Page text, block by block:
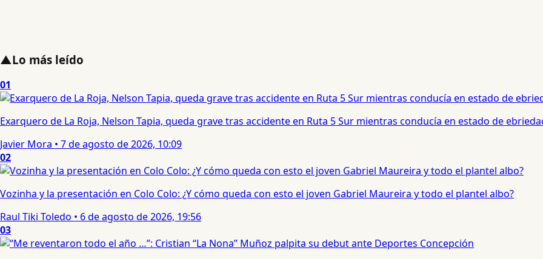
▲Lo más leído
01
Exarquero de La Roja, Nelson Tapia, queda grave tras accidente en Ruta 5 Sur mientras conducía en estado de
Javier Mora • 7 de agosto de 2026, 10:09
02
Vozinha y la presentación en Colo Colo: ¿Y cómo queda con esto el joven Gabriel Maureira y todo el plantel albo?
Raul Tiki Toledo • 6 de agosto de 2026, 19:56
03